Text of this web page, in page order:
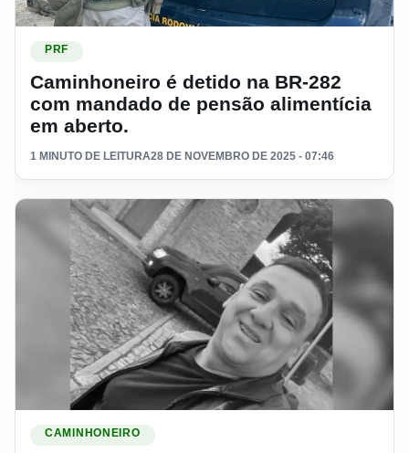
PRF
Caminhoneiro é detido na BR-282
com mandado de pensão alimentícia
em aberto.
1 MINUTO DE LEITURA28 DE NOVEMBRO DE 2025 - 07:46
CAMINHONEIRO